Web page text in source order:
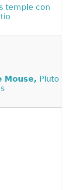
temple con
Mouse, Pluto